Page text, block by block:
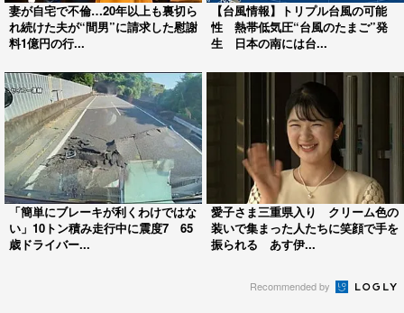
妻が自宅で不倫…20年以上も裏切ら
れ続けた夫が“間男”に請求した慰謝
料1億円の行...
【台風情報】トリプル台風の可能
性 熱帯低気圧“台風のたまご”発
生 日本の南には台...
「簡単にブレーキが利くわけではな
い」10トン積み走行中に震度7 65
歳ドライバー...
愛子さま三重県入り クリーム色の
装いで集まった人たちに笑顔で手を
振られる あす伊...
Recommended by